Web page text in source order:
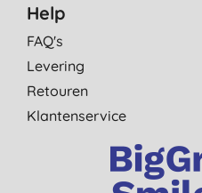
Help
FAQ's
Levering
Retouren
Klantenservice